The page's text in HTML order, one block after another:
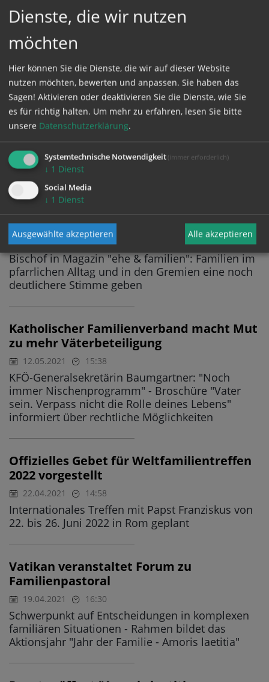
Theologe Lintner: Kirchliche Sexualmoral
bis heute eine "Baustelle"
AMORIS LAETITIA 20.05.2021 12:03
Südtiroler Moraltheologe bilanziert fünf Jahre
"Amoris laetitia": Bischöfe haben sich nicht
vehement genug hinter Papst Franziskus gestellt -
"Innerkirchlicher Richtungskampf um die Reform
der katholischen Sexual- und Ehemoral ist noch
nicht geschlagen"
Glettler: Familienfreundlichkeit
wesentlich für zukunftsfitte Kirche
FAMILIE 14.05.2021
Bischof in Magazin "ehe & familien": Familien im
pfarrlichen Alltag und in den Gremien eine noch
deutlichere Stimme geben
Katholischer Familienverband macht Mut
zu mehr Väterbeteiligung
12.05.2021 15:38
KFÖ-Generalsekretärin Baumgartner: "Noch
immer Nischenprogramm" - Broschüre "Vater
sein. Verpass nicht die Rolle deines Lebens"
informiert über rechtliche Möglichkeiten
Offizielles Gebet für Weltfamilientreffen
2022 vorgestellt
22.04.2021 14:58
Internationales Treffen mit Papst Franziskus von
22. bis 26. Juni 2022 in Rom geplant
Vatikan veranstaltet Forum zu
Familienpastoral
19.04.2021 16:30
Schwerpunkt auf Entscheidungen in komplexen
familiären Situationen - Rahmen bildet das
Aktionsjahr "Jahr der Familie - Amoris laetitia"
Dienste, die wir nutzen
möchten
Hier können Sie die Dienste, die wir auf dieser Website
nutzen möchten, bewerten und anpassen. Sie haben das
Sagen! Aktivieren oder deaktivieren Sie die Dienste, wie Sie
es für richtig halten. Um mehr zu erfahren, lesen Sie bitte
unsere Datenschutzerklärung.
Systemtechnische Notwendigkeit (immer erforderlich)
↓ 1 Dienst
Social Media
↓ 1 Dienst
Ausgewählte akzeptieren Alle akzeptieren